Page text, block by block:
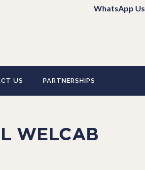
WhatsApp Us
US PARTNERSHIPS
WELCAB